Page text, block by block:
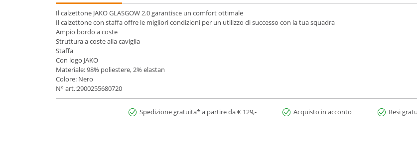
Il calzettone JAKO GLASGOW 2.0 garantisce un comfort ottimale
Il calzettone con staffa offre le migliori condizioni per un utilizzo di successo con la tua squadra
Ampio bordo a coste
Struttura a coste alla caviglia
Staffa
Con logo JAKO
Materiale: 98% poliestere, 2% elastan
Colore: Nero
N° art.:2900255680720
Spedizione gratuita* a partire da € 129,- Acquisto in acconto Resi